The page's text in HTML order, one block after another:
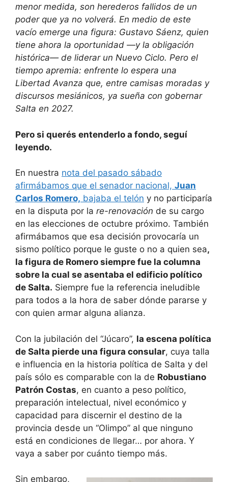
menor medida, son herederos fallidos de un
poder que ya no volverá. En medio de este
vacío emerge una figura: Gustavo Sáenz, quien
tiene ahora la oportunidad —y la obligación
histórica— de liderar un Nuevo Ciclo. Pero el
tiempo apremia: enfrente lo espera una
Libertad Avanza que, entre camisas moradas y
discursos mesiánicos, ya sueña con gobernar
Salta en 2027.
Pero si querés entenderlo a fondo, seguí
leyendo.
En nuestra nota del pasado sábado
afirmábamos que el senador nacional, Juan
Carlos Romero, bajaba el telón y no participaría
en la disputa por la re-renovación de su cargo
en las elecciones de octubre próximo. También
afirmábamos que esa decisión provocaría un
sismo político porque le guste o no a quien sea,
la figura de Romero siempre fue la columna
sobre la cual se asentaba el edificio político
de Salta. Siempre fue la referencia ineludible
para todos a la hora de saber dónde pararse y
con quien armar alguna alianza.
Con la jubilación del “Júcaro”, la escena política
de Salta pierde una figura consular, cuya talla
e influencia en la historia política de Salta y del
país sólo es comparable con la de Robustiano
Patrón Costas, en cuanto a peso político,
preparación intelectual, nivel económico y
capacidad para discernir el destino de la
provincia desde un “Olimpo” al que ninguno
está en condiciones de llegar… por ahora. Y
vaya a saber por cuánto tiempo más.
Sin embargo,